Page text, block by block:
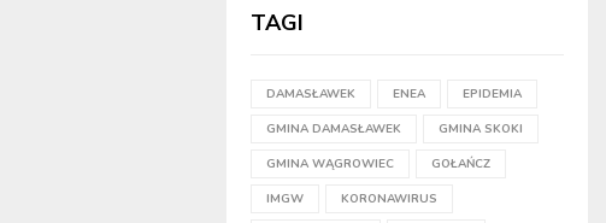
TAGI
DAMASŁAWEK ENEA EPIDEMIA
GMINA DAMASŁAWEK GMINA SKOKI
GMINA WĄGROWIEC GOŁAŃCZ
IMGW KORONAWIRUS